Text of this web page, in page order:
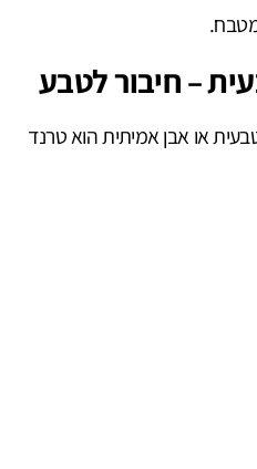
או אבן אמיתית הוא טרנד